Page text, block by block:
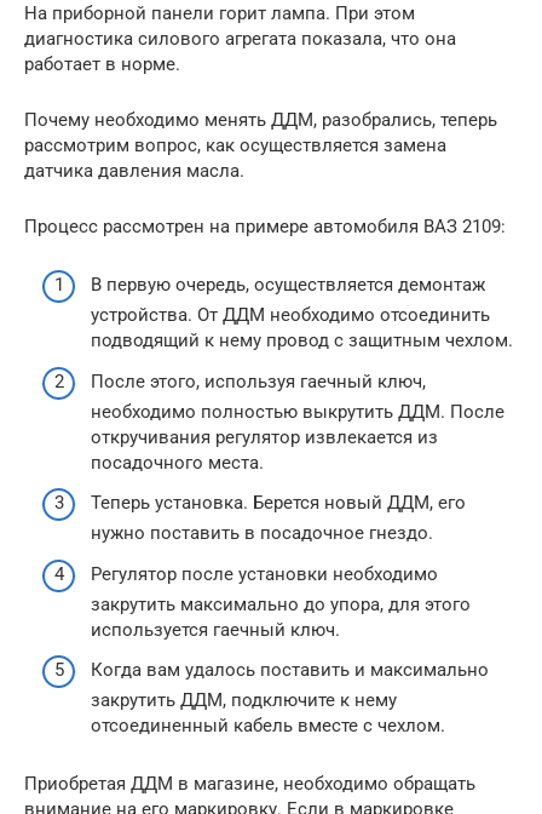
На приборной панели горит лампа. При этом
диагностика силового агрегата показала, что она
работает в норме.
Почему необходимо менять ДДМ, разобрались, теперь
рассмотрим вопрос, как осуществляется замена
датчика давления масла.
Процесс рассмотрен на примере автомобиля ВАЗ 2109:
В первую очередь, осуществляется демонтаж
устройства. От ДДМ необходимо отсоединить
подводящий к нему провод с защитным чехлом.
После этого, используя гаечный ключ,
необходимо полностью выкрутить ДДМ. После
откручивания регулятор извлекается из
посадочного места.
Теперь установка. Берется новый ДДМ, его
нужно поставить в посадочное гнездо.
Регулятор после установки необходимо
закрутить максимально до упора, для этого
используется гаечный ключ.
Когда вам удалось поставить и максимально
закрутить ДДМ, подключите к нему
отсоединенный кабель вместе с чехлом.
Приобретая ДДМ в магазине, необходимо обращать
внимание на его маркировку. Если в маркировке